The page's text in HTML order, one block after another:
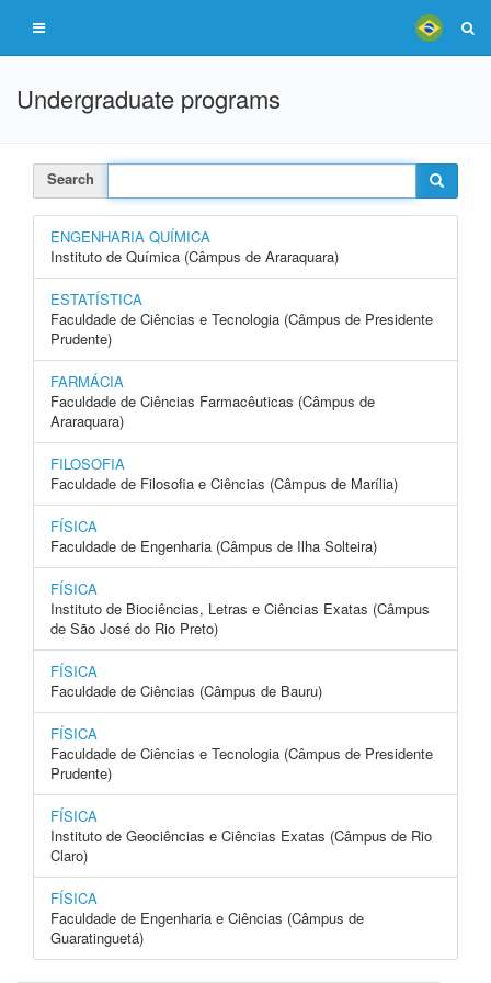
Undergraduate programs
Search
ENGENHARIA QUÍMICA
Instituto de Química (Câmpus de Araraquara)
ESTATÍSTICA
Faculdade de Ciências e Tecnologia (Câmpus de Presidente
Prudente)
FARMÁCIA
Faculdade de Ciências Farmacêuticas (Câmpus de
Araraquara)
FILOSOFIA
Faculdade de Filosofia e Ciências (Câmpus de Marília)
FÍSICA
Faculdade de Engenharia (Câmpus de Ilha Solteira)
FÍSICA
Instituto de Biociências, Letras e Ciências Exatas (Câmpus
de São José do Rio Preto)
FÍSICA
Faculdade de Ciências (Câmpus de Bauru)
FÍSICA
Faculdade de Ciências e Tecnologia (Câmpus de Presidente
Prudente)
FÍSICA
Instituto de Geociências e Ciências Exatas (Câmpus de Rio
Claro)
FÍSICA
Faculdade de Engenharia e Ciências (Câmpus de
Guaratinguetá)